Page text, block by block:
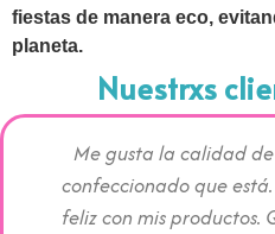
fiestas de manera eco,
planeta.
Nuestrxs
Me gusta la calidad
confeccionado que
feliz con mis productos.